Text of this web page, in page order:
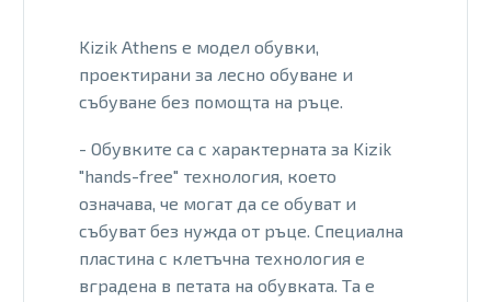
Kizik Athens е модел обувки,
проектирани за лесно обуване и
събуване без помощта на ръце.
- Обувките са с характерната за Kizik
"hands-free" технология, което
означава, че могат да се обуват и
събуват без нужда от ръце. Специална
пластина с клетъчна технология е
вградена в петата на обувката. Та е